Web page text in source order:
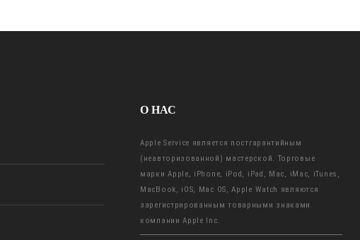
О НАС
Apple Service является постгарантийным
(неавторизованной) мастерской. Торговые
марки Apple, iPhone, iPod, iPad, Mac, iMac, iTunes,
MacBook, iOS, Mac OS, Apple Watch являются
зарегистрированным товарными знаками
компании Apple Inc.